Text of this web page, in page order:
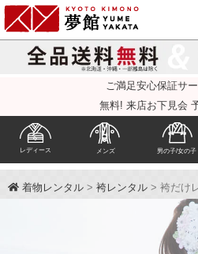
ご満足安心保証サ
無料! 来店お下見会
レディース メンズ 男の子/女の子
着物レンタル >袴レンタル > 袴だけ